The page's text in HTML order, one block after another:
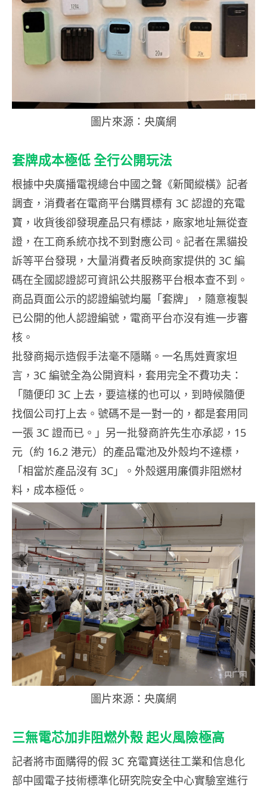
圖片來源：央廣網
套牌成本極低 全行公開玩法
根據中央廣播電視總台中國之聲《新聞縱橫》記者
調查，消費者在電商平台購買標有 3C 認證的充電
寶，收貨後卻發現產品只有標誌，廠家地址無從查
證，在工商系統亦找不到對應公司。記者在黑貓投
訴等平台發現，大量消費者反映商家提供的 3C 編
碼在全國認證認可資訊公共服務平台根本查不到。
商品頁面公示的認證編號均屬「套牌」，隨意複製
已公開的他人認證編號，電商平台亦沒有進一步審
核。
批發商揭示造假手法毫不隱瞞。一名馬姓賣家坦
言，3C 編號全為公開資料，套用完全不費功夫：
「隨便印 3C 上去，要這樣的也可以，到時候隨便
找個公司打上去。號碼不是一對一的，都是套用同
一張 3C 證而已。」另一批發商許先生亦承認，15
元（約 16.2 港元）的產品電池及外殼均不達標，
「相當於產品沒有 3C」。外殼選用廉價非阻燃材
料，成本極低。
圖片來源：央廣網
三無電芯加非阻燃外殼 起火風險極高
記者將市面購得的假 3C 充電寶送往工業和信息化
部中國電子技術標準化研究院安全中心實驗室進行